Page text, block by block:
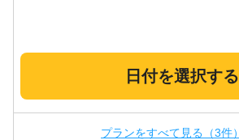
日付を選択する
プランをすべて見る（3件）